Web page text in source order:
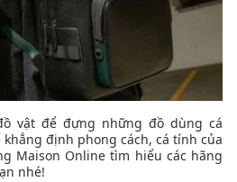
vật để đựng những đồ dùng cá
định phong cách, cá tính của
Maison Online tìm hiểu các hãng
nhé!